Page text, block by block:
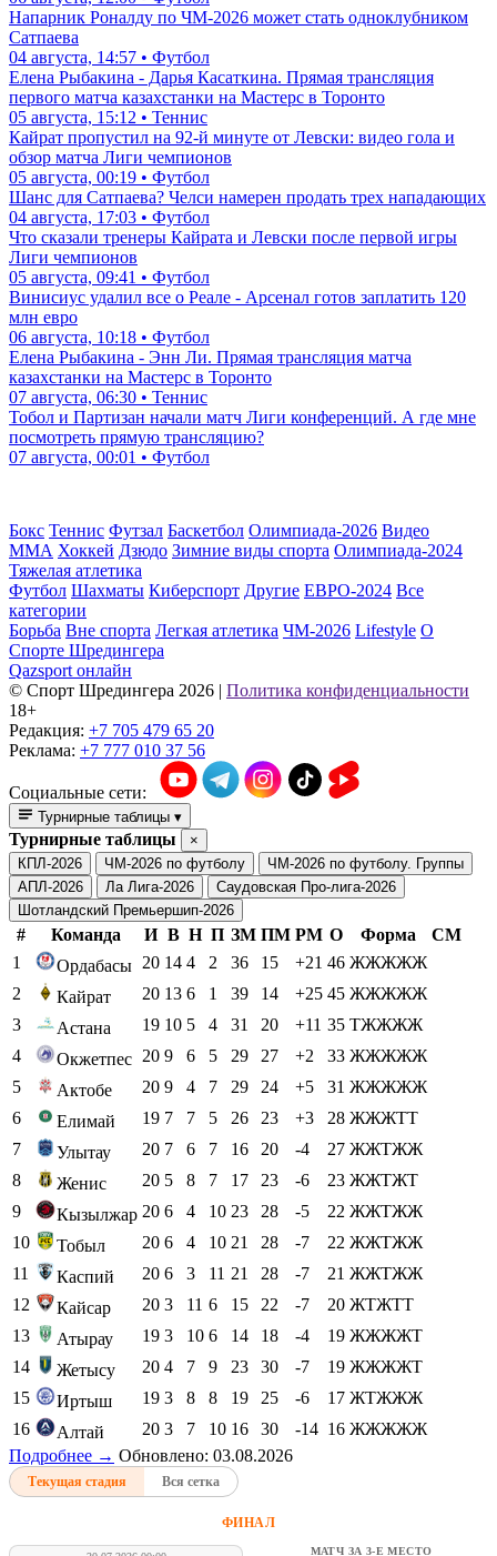
Напарник Роналду по ЧМ-2026 может стать одноклубником
Сатпаева
04 августа, 14:57 • Футбол
Елена Рыбакина - Дарья Касаткина. Прямая трансляция
первого матча казахстанки на Мастерс в Торонто
05 августа, 15:12 • Теннис
Кайрат пропустил на 92-й минуте от Левски: видео гола и
обзор матча Лиги чемпионов
05 августа, 00:19 • Футбол
Шанс для Сатпаева? Челси намерен продать трех нападающих
04 августа, 17:03 • Футбол
Что сказали тренеры Кайрата и Левски после первой игры
Лиги чемпионов
05 августа, 09:41 • Футбол
Винисиус удалил все о Реале - Арсенал готов заплатить 120
млн евро
06 августа, 10:18 • Футбол
Елена Рыбакина - Энн Ли. Прямая трансляция матча
казахстанки на Мастерс в Торонто
07 августа, 06:30 • Теннис
Тобол и Партизан начали матч Лиги конференций. А где мне
посмотреть прямую трансляцию?
07 августа, 00:01 • Футбол
Бокс Теннис Футзал Баскетбол Олимпиада-2026 Видео
ММА Хоккей Дзюдо Зимние виды спорта Олимпиада-2024
Тяжелая атлетика
Футбол Шахматы Киберспорт Другие ЕВРО-2024 Все
категории
Борьба Вне спорта Легкая атлетика ЧМ-2026 Lifestyle О
Спорте Шредингера
Qazsport онлайн
© Cпорт Шредингера 2026 | Политика конфиденциальности
18+
Редакция: +7 705 479 65 20
Реклама: +7 777 010 37 56
Социальные сети:
Турнирные таблицы ▾
Турнирные таблицы
×
КПЛ-2026
ЧМ-2026 по футболу
ЧМ-2026 по футболу. Группы
АПЛ-2026
Ла Лига-2026
Саудовская Про-лига-2026
Шотландский Премьершип-2026
# Команда И В Н П ЗМ ПМ РМ О Форма
СМ
1
Ордабасы 20 14 4 2 36 15 +21 46 ЖЖЖЖЖ
2
Кайрат 20 13 6 1 39 14 +25 45 ЖЖЖЖЖ
3
Астана 19 10 5 4 31 20 +11 35 ТЖЖЖЖ
4
Окжетпес 20 9 6 5 29 27 +2 33 ЖЖЖЖЖ
5
Актобе 20 9 4 7 29 24 +5 31 ЖЖЖЖЖ
6
Елимай 19 7 7 5 26 23 +3 28 ЖЖЖТТ
7
Улытау 20 7 6 7 16 20 -4 27 ЖЖТЖЖ
8
Женис 20 5 8 7 17 23 -6 23 ЖЖТЖТ
9
Кызылжар 20 6 4 10 23 28 -5 22 ЖЖТЖЖ
10
Тобыл 20 6 4 10 21 28 -7 22 ЖЖТЖЖ
11
Каспий 20 6 3 11 21 28 -7 21 ЖЖТЖЖ
12
Кайсар 20 3 11 6 15 22 -7 20 ЖТЖТТ
13
Атырау 19 3 10 6 14 18 -4 19 ЖЖЖЖТ
14
Жетысу 20 4 7 9 23 30 -7 19 ЖЖЖЖТ
15
Иртыш 19 3 8 8 19 25 -6 17 ЖТЖЖЖ
16
Алтай 20 3 7 10 16 30 -14 16 ЖЖЖЖЖ
Подробнее → Обновлено: 03.08.2026
Текущая стадия Вся сетка
ФИНАЛ
МАТЧ ЗА 3-Е МЕСТО